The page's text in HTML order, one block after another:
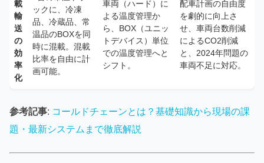
載
輸
送
の
効
率
化
ックに、冷凍
品、冷蔵品、常
温品のBOXを同
時に混載。混載
比率を自由に計
画可能。
車両（ハード）に
よる温度管理か
ら、BOX（ユニッ
トデバイス）単位
での温度管理へと
シフト。
配車計画の自由度
を劇的に向上さ
せ、車両台数削減
によるCO2削減
と、2024年問題の
車両不足に対応。
参考記事: コールドチェーンとは？基礎知識から現場の課
題・最新システムまで徹底解説